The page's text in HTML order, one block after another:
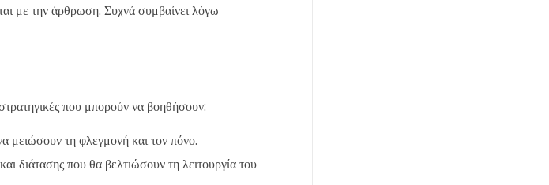
με την άρθρωση. Συχνά συμβαίνει λόγω
που μπορούν να βοηθήσουν:
μειώσουν τη φλεγμονή και τον πόνο.
διάτασης που θα βελτιώσουν τη λειτουργία του